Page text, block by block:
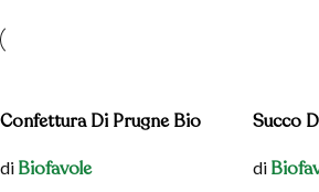
Confettura Di Prugne Bio
di Biofavole
Succo
di